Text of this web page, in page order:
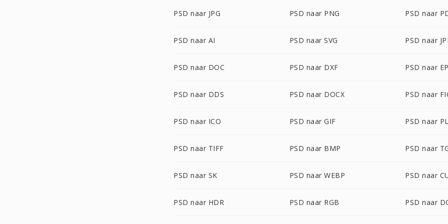
PSD naar JPG PSD naar PNG PSD naar
PSD naar AI PSD naar SVG PSD naar
PSD naar DOC PSD naar DXF PSD naar
PSD naar DDS PSD naar DOCX PSD naar
PSD naar ICO PSD naar GIF PSD naar
PSD naar TIFF PSD naar BMP PSD naar
PSD naar SK PSD naar WEBP PSD naar
PSD naar HDR PSD naar RGB PSD naar